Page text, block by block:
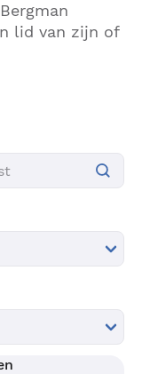
lid van zijn of